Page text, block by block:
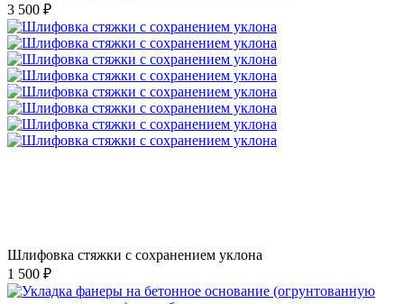
3 500 ₽
Шлифовка стяжки с сохранением уклона
1 500 ₽